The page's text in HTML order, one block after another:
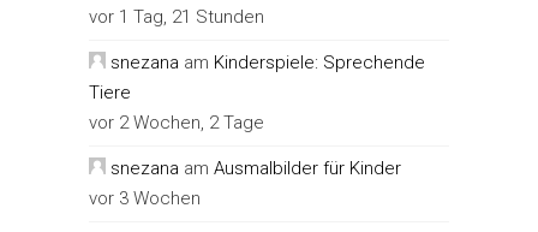
vor 1 Tag, 21 Stunden
snezana am Kinderspiele: Sprechende
Tiere
vor 2 Wochen, 2 Tage
snezana am Ausmalbilder für Kinder
vor 3 Wochen